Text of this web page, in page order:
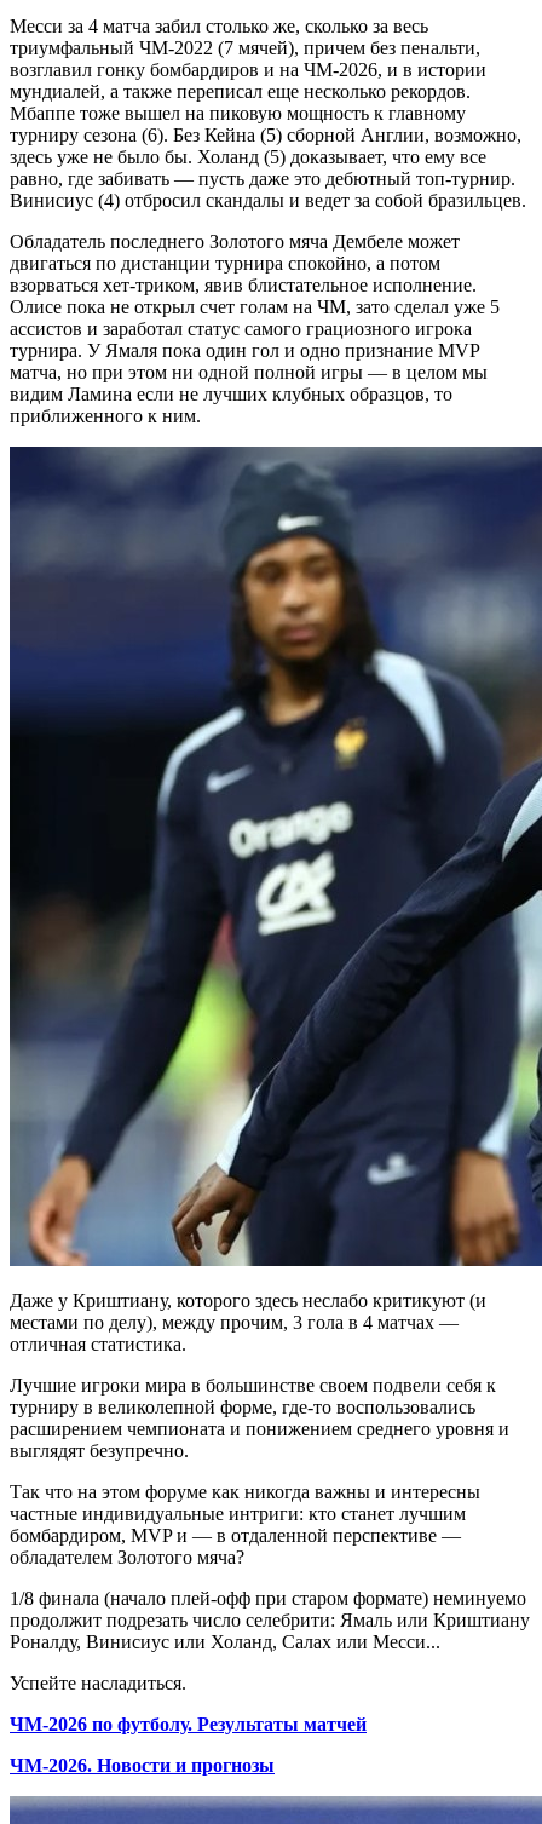
Месси за 4 матча забил столько же, сколько за весь
триумфальный ЧМ-2022 (7 мячей), причем без пенальти,
возглавил гонку бомбардиров и на ЧМ-2026, и в истории
мундиалей, а также переписал еще несколько рекордов.
Мбаппе тоже вышел на пиковую мощность к главному
турниру сезона (6). Без Кейна (5) сборной Англии, возможно,
здесь уже не было бы. Холанд (5) доказывает, что ему все
равно, где забивать — пусть даже это дебютный топ-турнир.
Винисиус (4) отбросил скандалы и ведет за собой бразильцев.
Обладатель последнего Золотого мяча Дембеле может
двигаться по дистанции турнира спокойно, а потом
взорваться хет-триком, явив блистательное исполнение.
Олисе пока не открыл счет голам на ЧМ, зато сделал уже 5
ассистов и заработал статус самого грациозного игрока
турнира. У Ямаля пока один гол и одно признание MVP
матча, но при этом ни одной полной игры — в целом мы
видим Ламина если не лучших клубных образцов, то
приближенного к ним.
Даже у Криштиану, которого здесь неслабо критикуют (и
местами по делу), между прочим, 3 гола в 4 матчах —
отличная статистика.
Лучшие игроки мира в большинстве своем подвели себя к
турниру в великолепной форме, где-то воспользовались
расширением чемпионата и понижением среднего уровня и
выглядят безупречно.
Так что на этом форуме как никогда важны и интересны
частные индивидуальные интриги: кто станет лучшим
бомбардиром, MVP и — в отдаленной перспективе —
обладателем Золотого мяча?
1/8 финала (начало плей-офф при старом формате) неминуемо
продолжит подрезать число селебрити: Ямаль или Криштиану
Роналду, Винисиус или Холанд, Салах или Месси...
Успейте насладиться.
ЧМ-2026 по футболу. Результаты матчей
ЧМ-2026. Новости и прогнозы